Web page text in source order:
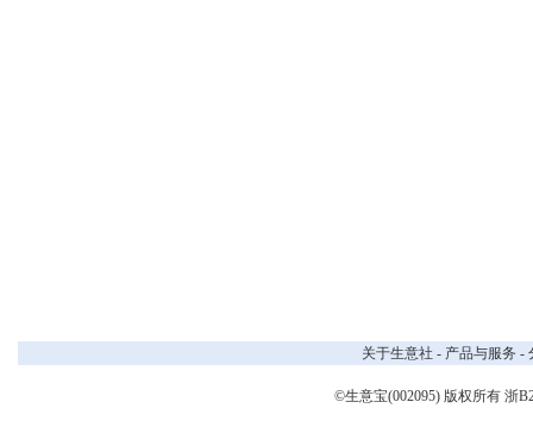
关于生意社 - 产品与服务 -
©生意宝(002095) 版权所有 浙